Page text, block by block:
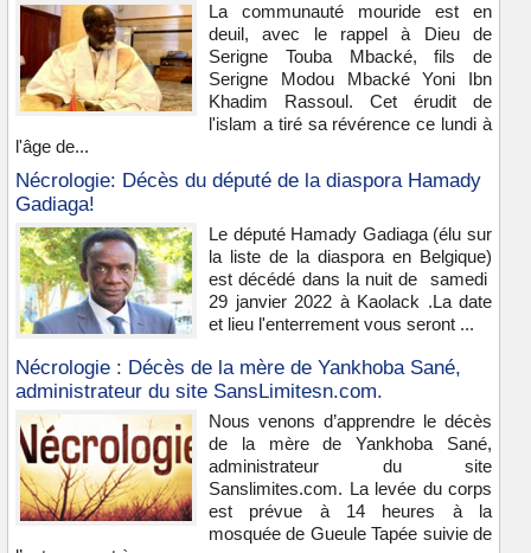
La communauté mouride est en
deuil, avec le rappel à Dieu de
Serigne Touba Mbacké, fils de
Serigne Modou Mbacké Yoni Ibn
Khadim Rassoul. Cet érudit de
l'islam a tiré sa révérence ce lundi à
l'âge de...
Nécrologie: Décès du député de la diaspora Hamady
Gadiaga!
Le député Hamady Gadiaga (élu sur
la liste de la diaspora en Belgique)
est décédé dans la nuit de samedi
29 janvier 2022 à Kaolack .La date
et lieu l'enterrement vous seront ...
Nécrologie : Décès de la mère de Yankhoba Sané,
administrateur du site SansLimitesn.com.
Nous venons d’apprendre le décès
de la mère de Yankhoba Sané,
administrateur du site
Sanslimites.com. La levée du corps
est prévue à 14 heures à la
mosquée de Gueule Tapée suivie de